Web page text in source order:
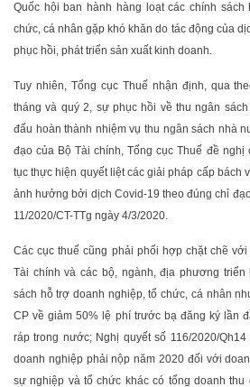
Quốc hội ban hành hàng loạt các chính
chức, cá nhân gặp khó khăn do tác động của
phục hồi, phát triển sản xuất kinh doanh.
Tuy nhiên, Tổng cục Thuế nhận định, qua
tháng và quý 2, sự phục hồi về thu ngân
đấu hoàn thành nhiệm vụ thu ngân sách nhà
đạo của Bộ Tài chính, Tổng cục Thuế đề
tục thực hiện quyết liệt các giải pháp cấp bách
ảnh hưởng bởi dịch Covid-19 theo đúng chỉ
11/2020/CT-TTg ngày 4/3/2020.
Các cục thuế cũng phải phối hợp chặt chẽ
Tài chính và các bộ, ngành, địa phương
sách hỗ trợ doanh nghiệp, tổ chức, cá nhân
CP về giảm 50% lệ phí trước bạ đăng ký lần
ráp trong nước; Nghị quyết số 116/2020/
doanh nghiệp phải nộp năm 2020 đối với
sự nghiệp và tổ chức khác có tổng doanh thu